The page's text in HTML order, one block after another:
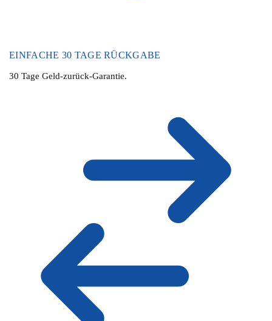
EINFACHE 30 TAGE RÜCKGABE
30 Tage Geld-zurück-Garantie.